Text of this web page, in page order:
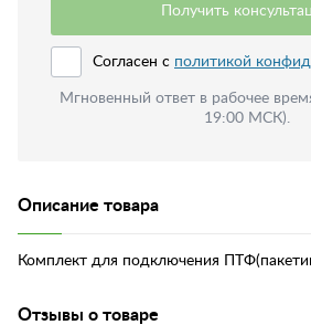
Получить
Согласен с политикой
Мгновенный ответ в рабочее
19:00 МСК).
Описание товара
Комплект для подключения
Отзывы о товаре